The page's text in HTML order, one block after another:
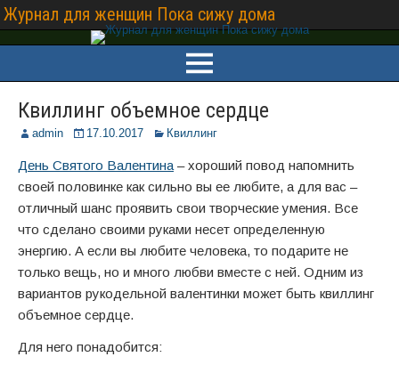
Журнал для женщин Пока сижу дома
Квиллинг объемное сердце
admin 17.10.2017 Квиллинг
День Святого Валентина – хороший повод напомнить
своей половинке как сильно вы ее любите, а для вас –
отличный шанс проявить свои творческие умения. Все
что сделано своими руками несет определенную
энергию. А если вы любите человека, то подарите не
только вещь, но и много любви вместе с ней. Одним из
вариантов рукодельной валентинки может быть квиллинг
объемное сердце.
Для него понадобится: